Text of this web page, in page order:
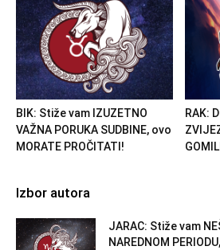
BIK: Stiže vam IZUZETNO
VAŽNA PORUKA SUDBINE, ovo
MORATE PROČITATI!
RAK:
Izbor autora
JARAC: Stiže vam
NAREDNOM